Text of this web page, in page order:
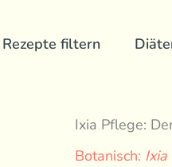
Rezepte filtern
Ixia Pflege:
Botanisch: Ixia